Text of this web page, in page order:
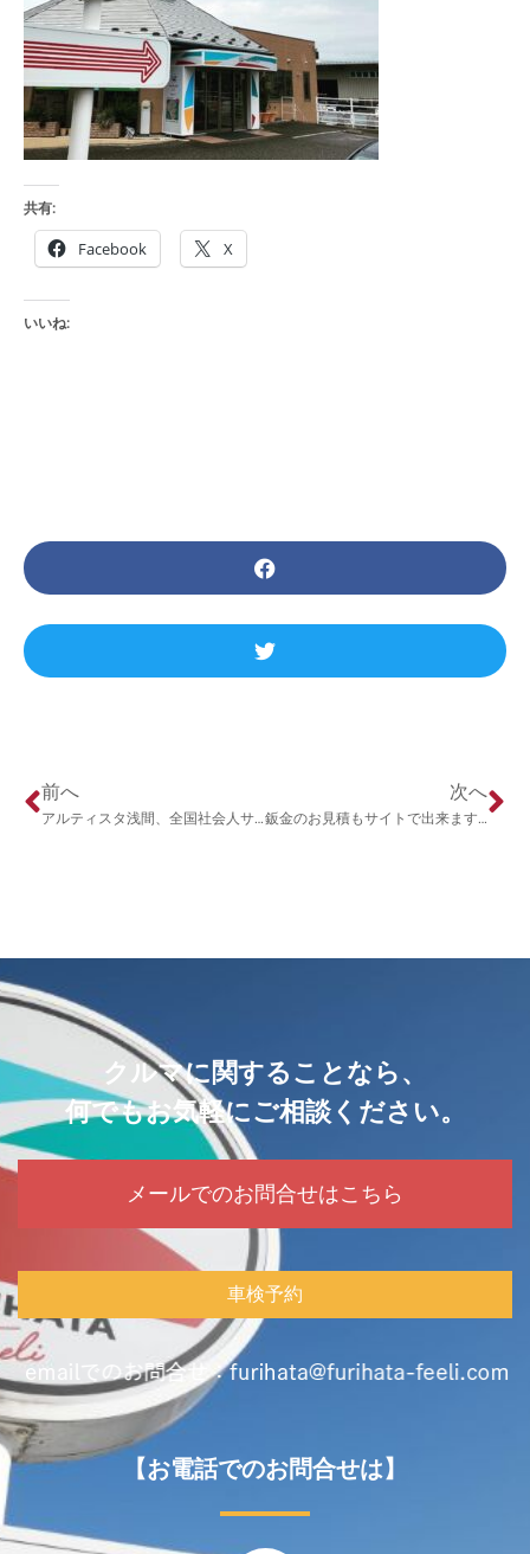
共有:
Facebook X
いいね:
前へ
アルティスタ浅間、全国社会人サッカー選手権長野県大会で優勝！
次へ
鈑金のお見積もサイトで出来ます！
クルマに関することなら、
何でもお気軽にご相談ください。
メールでのお問合せはこちら
車検予約
【お電話でのお問合せは】